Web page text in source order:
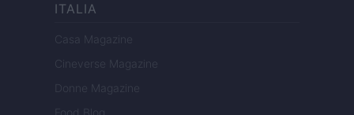
ITALIA
Casa Magazine
Cineverse Magazine
Donne Magazine